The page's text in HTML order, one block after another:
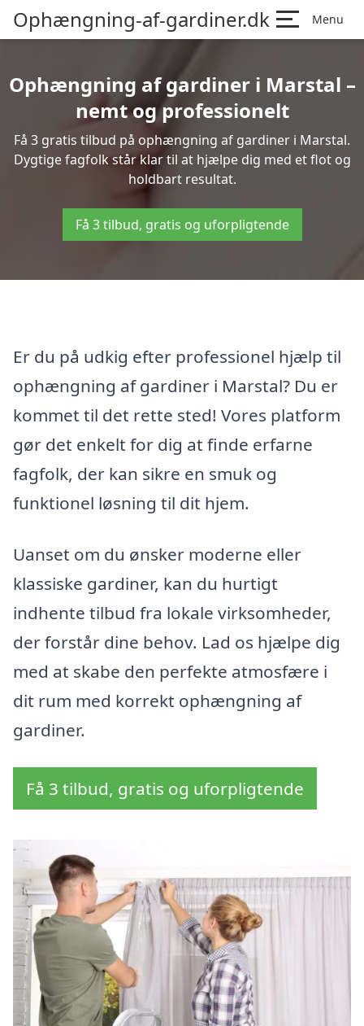
Ophængning-af-gardiner.dk Menu
Ophængning af gardiner i Marstal –
nemt og professionelt
Få 3 gratis tilbud på ophængning af gardiner i Marstal.
Dygtige fagfolk står klar til at hjælpe dig med et flot og
holdbart resultat.
Få 3 tilbud, gratis og uforpligtende
Er du på udkig efter professionel hjælp til
ophængning af gardiner i Marstal? Du er
kommet til det rette sted! Vores platform
gør det enkelt for dig at finde erfarne
fagfolk, der kan sikre en smuk og
funktionel løsning til dit hjem.
Uanset om du ønsker moderne eller
klassiske gardiner, kan du hurtigt
indhente tilbud fra lokale virksomheder,
der forstår dine behov. Lad os hjælpe dig
med at skabe den perfekte atmosfære i
dit rum med korrekt ophængning af
gardiner.
Få 3 tilbud, gratis og uforpligtende